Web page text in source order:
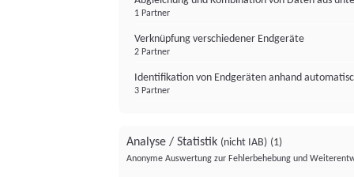
1 Partner
Verknüpfung verschiedener Endgeräte
2 Partner
Identifikation von Endgeräten anhand
3 Partner
Analyse / Statistik (nicht IAB) (1)
Anonyme Auswertung zur Fehlerbehebung und